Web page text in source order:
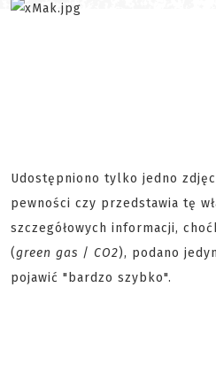
Udostępniono tylko jedno
pewności czy przedstawia tę
szczegółowych informacji,
(green gas / CO2), podano
pojawić "bardzo szybko".